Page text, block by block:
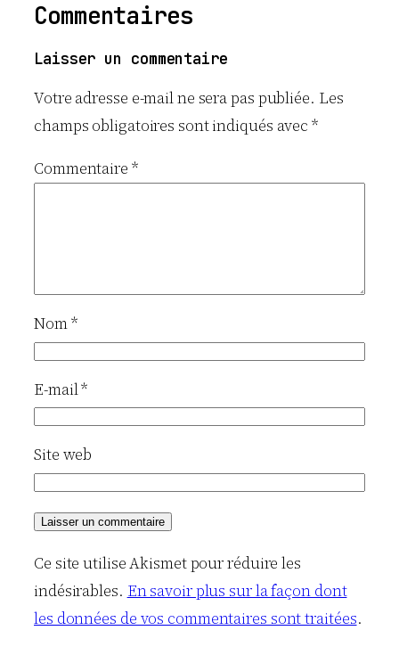
Commentaires
Laisser un commentaire
Votre adresse e-mail ne sera pas publiée. Les
champs obligatoires sont indiqués avec*
Commentaire *
Nom*
E-mail*
Site web
Ce site utilise Akismet pour réduire les
indésirables. En savoir plus sur la façon dont
les données de vos commentaires sont traitées.